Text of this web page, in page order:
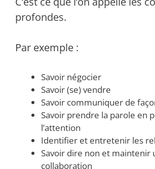
profondes.
Par exemple :
Savoir négocier
Savoir (se) vendre
Savoir communiquer de
Savoir prendre la parole en
l’attention
Identifier et entretenir les
Savoir dire non et maintenir
collaboration